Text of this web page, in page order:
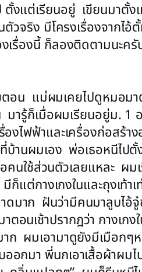
แต่เรียนอยู่ เขียนมาตั้ง
จริง มีโครงเรื่องจากไ
เรื่องนี้ ก็ลองติดตามนะ
อน แม่ผมเคยไปดูหมอ
ารู้ก็เมื่อผมเรียนอยู่ม. 1
งไฟฟ้าและเครื่องก่อสร้
านผมเอง พ่อเธอหนีไปตั้
คนใช้ส่วนตัวเลยแหละ ผ
ก็แต่กางเกงในและถุงเ
าก ฝันว่ามีคนมาลูบไอ้
นเช้าปรากฎว่า กางเก
ผมเอามาดูยังมีเมือก
กมา พี่นกเอาเสื้อผ้าผ